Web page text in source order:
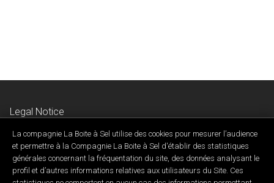
Legal Notice
Contact Us
La compagnie La Boite à Sel utilise des cookies pour mesurer l’audience
et permettre à la Compagnie La Boite à Sel d'établir des statistiques
générales concernant la fréquentation du site, des données analysant le
profil et d’autres informations relatives aux utilisateurs du Site. Ces